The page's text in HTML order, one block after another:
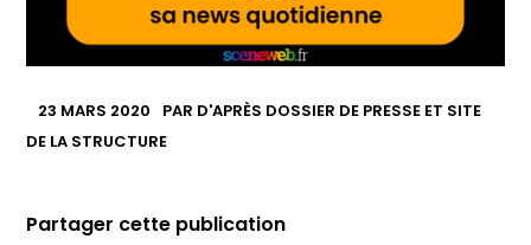
23 MARS 2020 PAR D'APRÈS DOSSIER DE PRESSE ET SITE
DE LA STRUCTURE
Partager cette publication